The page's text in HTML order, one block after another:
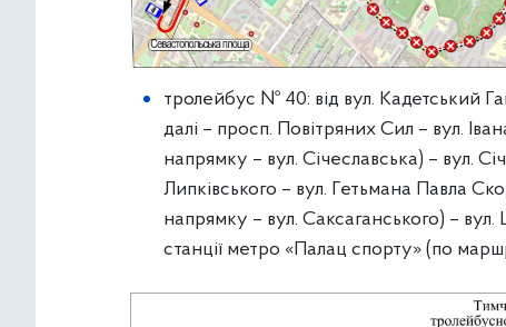
тролейбус № 40: від вул. Кадетський
далі – просп. Повітряних Сил – вул.
напрямку – вул. Січеславська) – вул.
Липківського – вул. Гетьмана Павла
напрямку – вул. Саксаганського) –
станції метро «Палац спорту» (по